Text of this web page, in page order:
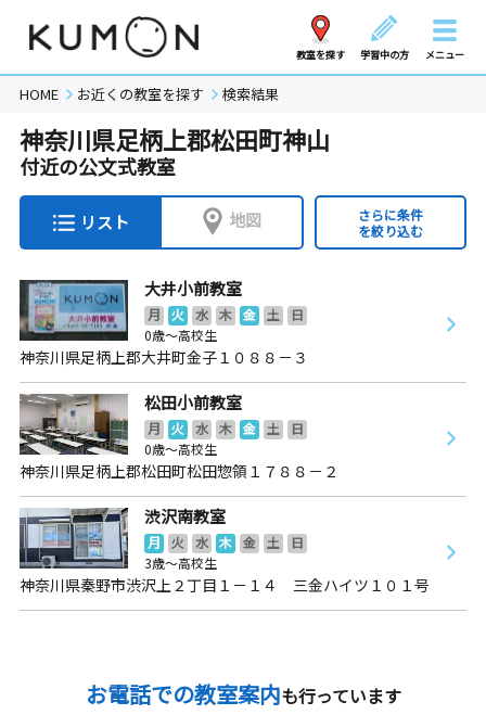
教室を探す 学習中の方 メニュー
HOME お近くの教室を探す 検索結果
神奈川県足柄上郡松田町神山
付近の公文式教室
リスト 地図
さらに条件
を絞り込む
大井小前教室
月 火 水 木 金 土
日
0歳～高校生
神奈川県足柄上郡大井町金子１０８８－３
松田小前教室
月 火 水 木 金 土
日
0歳～高校生
神奈川県足柄上郡松田町松田惣領１７８８－２
渋沢南教室
月 火 水 木 金 土
日
3歳～高校生
神奈川県秦野市渋沢上２丁目１－１４ 三金ハイツ１０１号
お電話での教室案内も行っています